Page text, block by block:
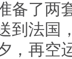
备了两
到法国
，再空